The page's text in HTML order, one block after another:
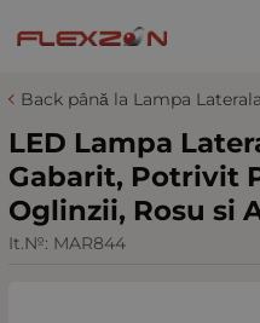
Back până la Lampa
LED Lampa
Gabarit, Potrivit
Oglinzii, Rosu si
It.№: MAR844